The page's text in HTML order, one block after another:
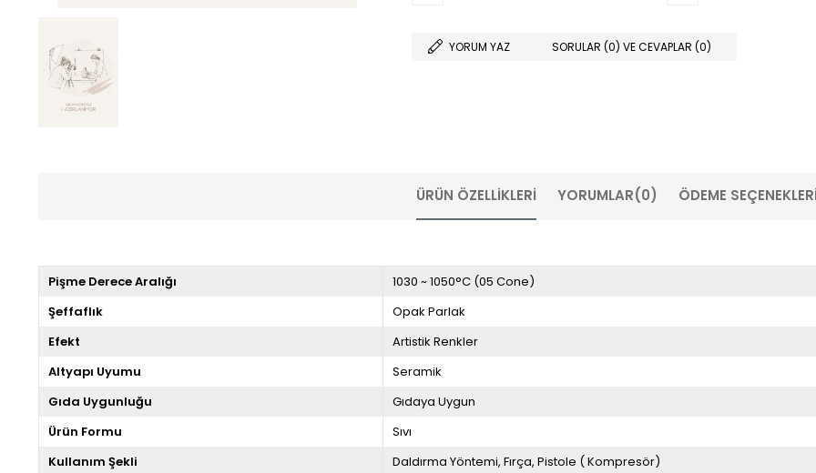
YORUM YAZ SORULAR (0) VE CEVAPLAR (0)
ÜRÜN ÖZELLIKLERI YORUMLAR(0) ÖDEME
Pişme Derece Aralığı
1030 ~ 1050°C (05 Cone)
Şeffaflık
Opak Parlak
Efekt
Artistik Renkler
Altyapı Uyumu
Seramik
Gıda Uygunluğu
Gıdaya Uygun
Ürün Formu
Sıvı
Kullanım Şekli
Daldırma Yöntemi Fırça Pistole ( Kompresör)